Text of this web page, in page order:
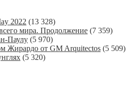
2022 (13 328)
мира. Продолжение (7 359)
Паулу (5 970)
Жирардо от GM Arquitectos (5 509)
(5 320)